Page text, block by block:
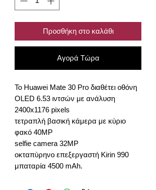
Προσθήκη στο καλάθι
Αγορά Τώρα
To Huawei Mate 30 Pro διαθέτει οθόνη
OLED 6.53 ιντσών με ανάλυση
2400x1176 pixels
τετραπλή βασική κάμερα με κύριο
φακό 40MP
selfie camera 32MP
οκταπύρηνο επεξεργαστή Kirin 990
μπαταρία 4500 mAh.